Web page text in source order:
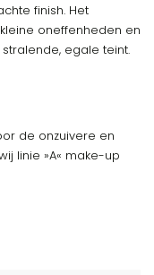
finish. Het
oneffenheden en
egale teint.
de onzuivere en
linie »A« make-up